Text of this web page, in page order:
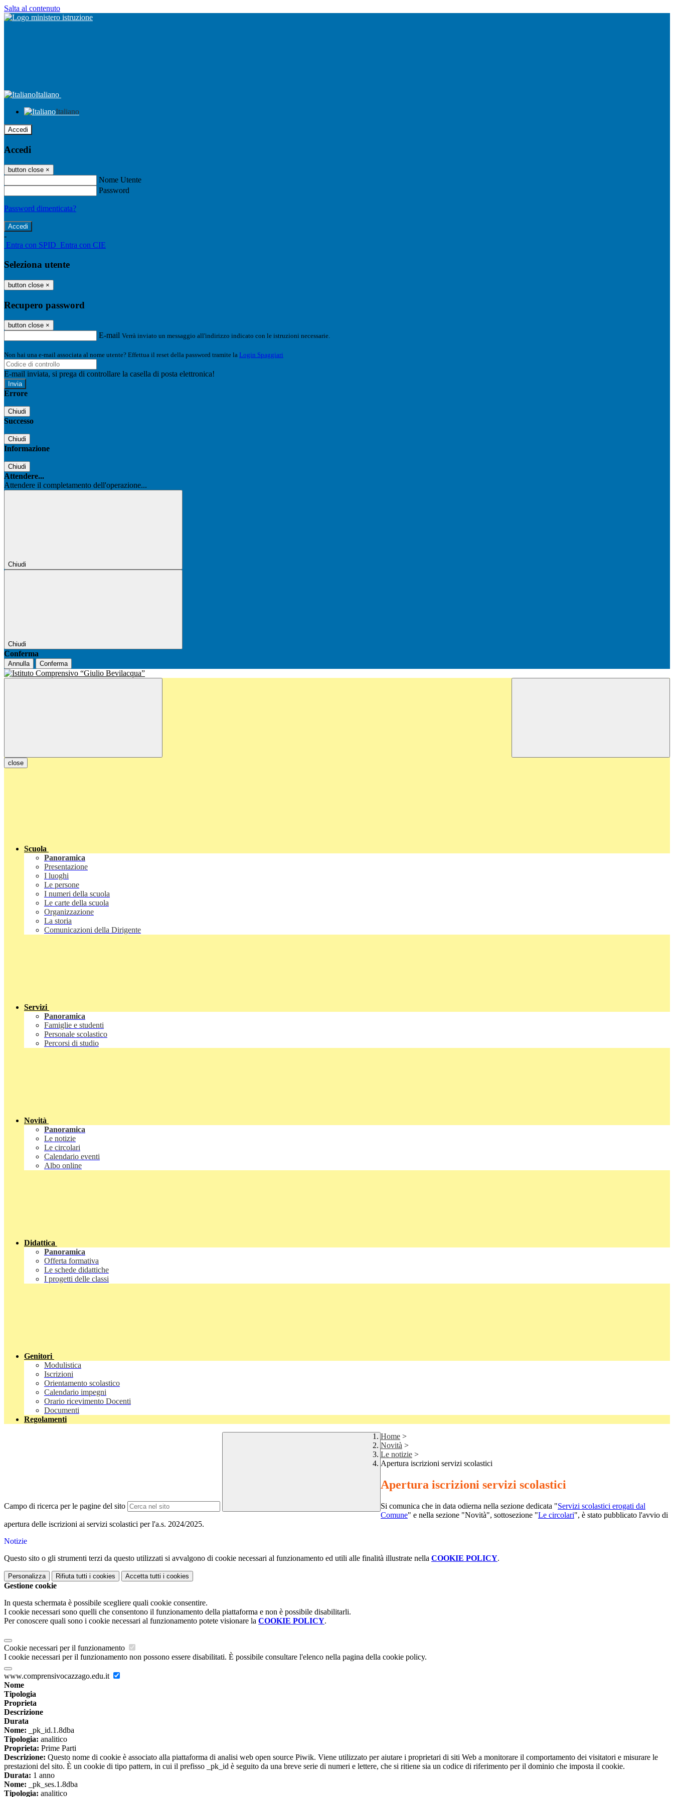
Salta al contenuto
Italiano
Italiano
Accedi
Accedi
button close ×
Nome Utente
Password
Password dimenticata?
-
Entra con SPID Entra con CIE
Seleziona utente
button close ×
Recupero password
button close ×
E-mail Verrà inviato un messaggio all'indirizzo indicato con le istruzioni necessarie.
Non hai una e-mail associata al nome utente? Effettua il reset della password tramite la Login Spaggiari
E-mail inviata, si prega di controllare la casella di posta elettronica!
Errore
Chiudi
Successo
Chiudi
Informazione
Chiudi
Attendere...
Attendere il completamento dell'operazione...
Chiudi
Chiudi
Conferma
Annulla Conferma
close
Scuola
Panoramica
Presentazione
I luoghi
Le persone
I numeri della scuola
Le carte della scuola
Organizzazione
La storia
Comunicazioni della Dirigente
Servizi
Panoramica
Famiglie e studenti
Personale scolastico
Percorsi di studio
Novità
Panoramica
Le notizie
Le circolari
Calendario eventi
Albo online
Didattica
Panoramica
Offerta formativa
Le schede didattiche
I progetti delle classi
Genitori
Modulistica
Iscrizioni
Orientamento scolastico
Calendario impegni
Orario ricevimento Docenti
Documenti
Regolamenti
Campo di ricerca per le pagine del sito
Home >
Novità >
Le notizie >
Apertura iscrizioni servizi scolastici
Apertura iscrizioni servizi scolastici
Si comunica che in data odierna nella sezione dedicata "Servizi scolastici erogati dal
Comune" e nella sezione "Novità", sottosezione "Le circolari", è stato pubblicato l'avvio di
apertura delle iscrizioni ai servizi scolastici per l'a.s. 2024/2025.
Notizie
Questo sito o gli strumenti terzi da questo utilizzati si avvalgono di cookie necessari al funzionamento ed utili alle finalità illustrate nella COOKIE POLICY.
Personalizza Rifiuta tutti i cookies Accetta tutti i cookies
Gestione cookie
In questa schermata è possibile scegliere quali cookie consentire.
I cookie necessari sono quelli che consentono il funzionamento della piattaforma e non è possibile disabilitarli.
Per conoscere quali sono i cookie necessari al funzionamento potete visionare la COOKIE POLICY.
Cookie necessari per il funzionamento
I cookie necessari per il funzionamento non possono essere disabilitati. È possibile consultare l'elenco nella pagina della cookie policy.
www.comprensivocazzago.edu.it
Nome
Tipologia
Proprieta
Descrizione
Durata
Nome: _pk_id.1.8dba
Tipologia: analitico
Proprieta: Prime Parti
Descrizione: Questo nome di cookie è associato alla piattaforma di analisi web open source Piwik. Viene utilizzato per aiutare i proprietari di siti Web a monitorare il comportamento dei visitatori e misurare le
prestazioni del sito. È un cookie di tipo pattern, in cui il prefisso _pk_id è seguito da una breve serie di numeri e lettere, che si ritiene sia un codice di riferimento per il dominio che imposta il cookie.
Durata: 1 anno
Nome: _pk_ses.1.8dba
Tipologia: analitico